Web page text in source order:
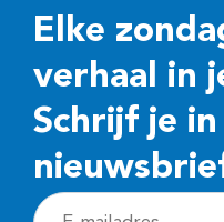
Elke
verhaal in
Schrijf je
E